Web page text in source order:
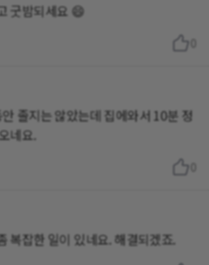
굿밤되세요 😄
졸지는 않았는데 집에와서 10분 정
네요.
복잡한 일이 있네요. 해결되겠죠.